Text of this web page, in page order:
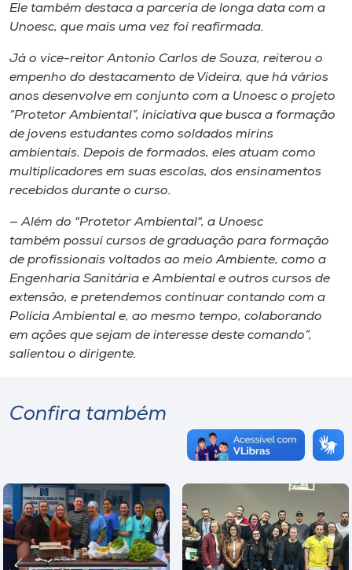
Ele também destaca a parceria de longa data com a
Unoesc, que mais uma vez foi reafirmada.
Já o vice-reitor Antonio Carlos de Souza, reiterou o
empenho do destacamento de Videira, que há vários
anos desenvolve em conjunto com a Unoesc o projeto
“Protetor Ambiental”, iniciativa que busca a formação
de jovens estudantes como soldados mirins
ambientais. Depois de formados, eles atuam como
multiplicadores em suas escolas, dos ensinamentos
recebidos durante o curso.
— Além do "Protetor Ambiental", a Unoesc
também possui cursos de graduação para formação
de profissionais voltados ao meio Ambiente, como a
Engenharia Sanitária e Ambiental e outros cursos de
extensão, e pretendemos continuar contando com a
Polícia Ambiental e, ao mesmo tempo, colaborando
em ações que sejam de interesse deste comando”,
salientou o dirigente.
Confira também